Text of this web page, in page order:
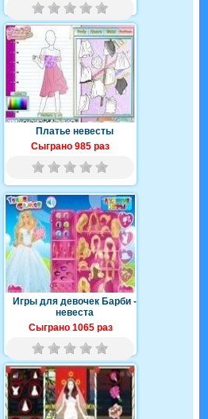
Платье невесты
Сыграно 985 раз
Игры для девочек Барби -
невеста
Сыграно 1065 раз